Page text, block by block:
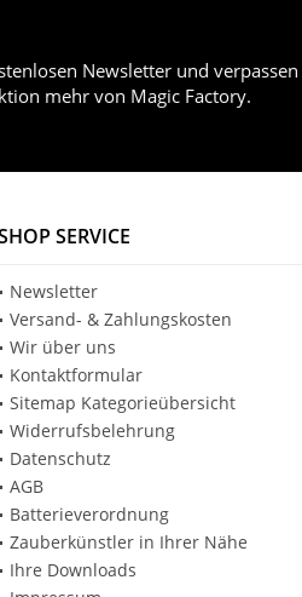
Newsletter und verpassen
mehr von Magic Factory.
SERVICE
Newsletter
Versand- & Zahlungskosten
Wir über uns
Kontaktformular
Sitemap Kategorieübersicht
Widerrufsbelehrung
Datenschutz
AGB
Batterieverordnung
Zauberkünstler in Ihrer Nähe
Ihre Downloads